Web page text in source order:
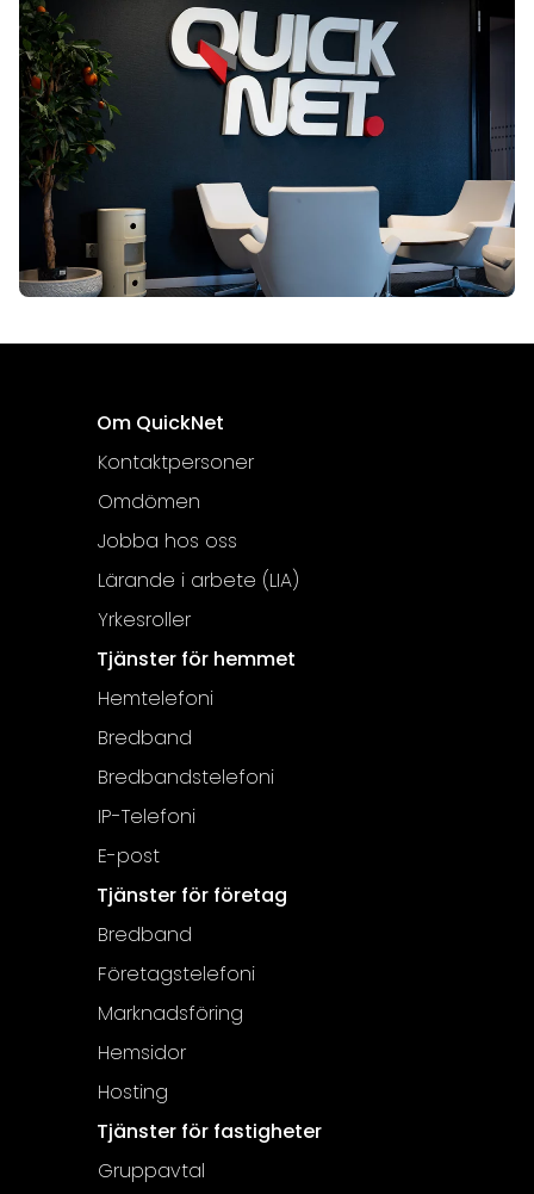
Om QuickNet
Kontaktpersoner
Omdömen
Jobba hos oss
Lärande i arbete (LIA)
Yrkesroller
Tjänster för hemmet
Hemtelefoni
Bredband
Bredbandstelefoni
IP-Telefoni
E-post
Tjänster för företag
Bredband
Företagstelefoni
Marknadsföring
Hemsidor
Hosting
Tjänster för fastigheter
Gruppavtal